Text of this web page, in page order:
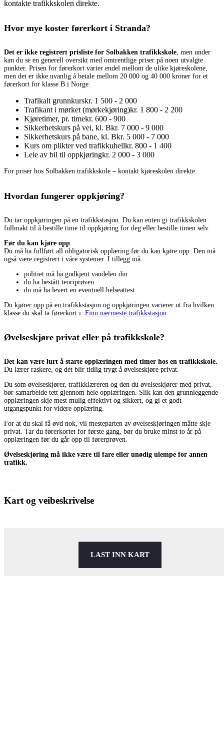
kontakte trafikkskolen direkte.
Hvor mye koster førerkort i Stranda?
Det er ikke registrert prisliste for Solbakken trafikkskole, men under
kan du se en generell oversikt med omtrentlige priser på noen utvalgte
punkter. Prisen for førerkort varier endel mellom de ulike kjøreskolene,
men det er ikke uvanlig å betale mellom 20 000 og 40 000 kroner for et
førerkort for klasse B i Norge.
Trafikalt grunnkurskr. 1 500 - 2 000
Trafikant i mørket (mørkekjøring)kr. 1 800 - 2 200
Kjøretimer, pr. timekr. 600 - 900
Sikkerhetskurs på vei, kl. Bkr. 7 000 - 9 000
Sikkerhetskurs på bane, kl. Bkr. 5 000 - 7 000
Kurs om plikter ved trafikkuhellkr. 800 - 1 400
Leie av bil til oppkjøringkr. 2 000 - 3 000
For priser hos Solbakken trafikkskole – kontakt kjøreskolen direkte.
Hvordan fungerer oppkjøring?
Du tar oppkjøringen på en trafikkstasjon. Du kan enten gi trafikkskolen
fullmakt til å bestille time til oppkjøring for deg eller bestille timen selv.
Før du kan kjøre opp
Du må ha fullført all obligatorisk opplæring før du kan kjøre opp. Den må
også være registrert i våre systemer. I tillegg må:
politiet må ha godkjent vandelen din.
du ha bestått teoriprøven.
du må ha levert en eventuell helseattest.
Du kjører opp på en trafikkstasjon og oppkjøringen varierer ut fra hvilken
klasse du skal ta førerkort i. Finn nærmeste trafikkstasjon
Øvelseskjøre privat eller på trafikkskole?
Det kan være lurt å starte opplæringen med timer hos en trafikkskole.
Du lærer raskere, og det blir tidlig trygt å øvelseskjøre privat.
Du som øvelseskjører, trafikklæreren og den du øvelseskjører med privat,
bør samarbeide tett gjennom hele opplæringen. Slik kan den grunnleggende
opplæringen skje mest mulig effektivt og sikkert, og gi et godt
utgangspunkt for videre opplæring.
For at du skal få øvd nok, vil mesteparten av øvelseskjøringen måtte skje
privat. Tar du førerkortet for første gang, bør du bruke minst to år på
opplæringen før du går opp til førerprøven.
Øvelseskjøring må ikke være til fare eller unødig ulempe for annen
trafikk.
Kart og veibeskrivelse
LAST INN KART